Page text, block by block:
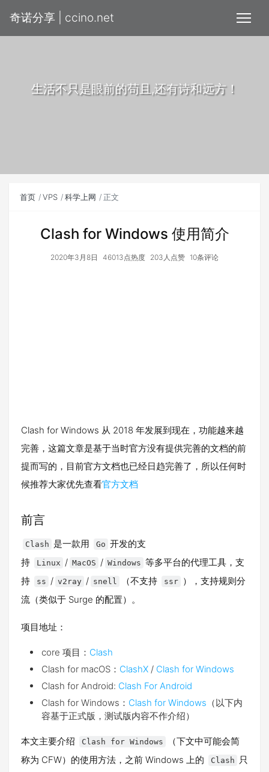
奇诺分享 | ccino.net
生活不只是眼前的苟且,还有诗和远方！
首页 VPS 科学上网 正文
Clash for Windows 使用简介
2020年3月8日 46013点热度 203人点赞 10条评论
Clash for Windows 从 2018 年发展到现在，功能越来越
完善，这篇文章是基于当时官方没有提供完善的文档的前
提而写的，目前官方文档也已经日趋完善了，所以任何时
候推荐大家优先查看官方文档
前言
Clash 是一款用 Go 开发的支
持
Linux / MacOS / Windows 等多平台的代理工具，支
持
ss / v2ray / snell （不支持 ssr ），支持规则分
流（类似于 Surge 的配置）。
项目地址：
core 项目： Clash
Clash for macOS： ClashX / Clash for Windows
Clash for Android: Clash For Android
Clash for Windows： Clash for Windows （以下内
容基于正式版，测试版内容不作介绍）
本文主要介绍 Clash for Windows
（下文中可能会简
称为 CFW）的使用方法，之前 Windows 上的
Clash
只